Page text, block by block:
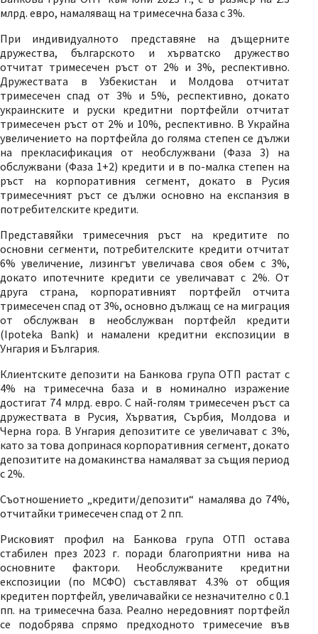
млрд. евро, намаляващ на тримесечна база с 3%.
При индивидуалното представяне на дъщерните
дружества, българското и хърватско дружество
отчитат тримесечен ръст от 2% и 3%, респективно.
Дружествата в Узбекистан и Молдова отчитат
тримесечен спад от 3% и 5%, респективно, докато
украинските и руски кредитни портфейли отчитат
тримесечен ръст от 2% и 10%, респективно. В Украйна
увеличението на портфейла до голяма степен се дължи
на прекласификация от необслужвани (Фаза 3) на
обслужвани (Фаза 1+2) кредити и в по-малка степен на
ръст на корпоративния сегмент, докато в Русия
тримесечният ръст се дължи основно на експанзия в
потребителските кредити.
Представяйки тримесечния ръст на кредитите по
основни сегменти, потребителските кредити отчитат
6% увеличение, лизингът увеличава своя обем с 3%,
докато ипотечните кредити се увеличават с 2%. От
друга страна, корпоративният портфейл отчита
тримесечен спад от 3%, основно дължащ се на миграция
от обслужван в необслужван портфейл кредити
(Ipoteka Bank) и намалени кредитни експозиции в
Унгария и България.
Клиентските депозити на Банкова група ОТП растат с
4% на тримесечна база и в номинално изражение
достигат 74 млрд. евро. С най-голям тримесечен ръст са
дружествата в Русия, Хърватия, Сърбия, Молдова и
Черна гора. В Унгария депозитите се увеличават с 3%,
като за това допринася корпоративния сегмент, докато
депозитите на домакинства намаляват за същия период
с 2%.
Съотношението „кредити/депозити“ намалява до 74%,
отчитайки тримесечен спад от 2 пп.
Рисковият профил на Банкова група ОТП остава
стабилен през 2023 г. поради благоприятни нива на
основните фактори. Необслужваните кредитни
експозиции (по МСФО) съставляват 4.3% от общия
кредитен портфейл, увеличавайки се незначително с 0.1
пп. на тримесечна база. Реално нередовният портфейл
се подобрява спрямо предходното тримесечие във